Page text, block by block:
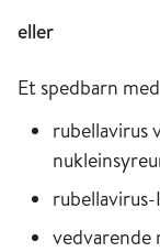
eller
Et spedbarn
rubellavirus
vedvarende